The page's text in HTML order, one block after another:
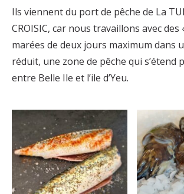
Ils viennent du port de pêche de La
CROISIC, car nous travaillons avec des
marées de deux jours maximum dans
réduit, une zone de pêche qui s’étend
entre Belle Ile et l’ile d’Yeu.